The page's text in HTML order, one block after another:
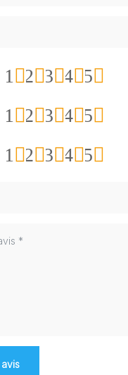
5
4
3
2
1
5
4
3
2
1
5
4
3
2
1